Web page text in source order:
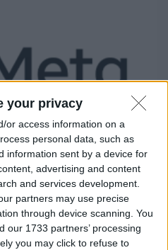
your privacy
or access information on a
personal data, such as
information sent by a device for
advertising and content
and services development.
partners may use precise
through device scanning. You
our 1733 partners’ processing
you may click to refuse to
pubblicitari che